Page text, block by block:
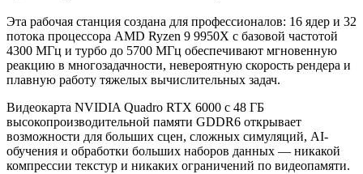
Эта рабочая станция создана для профессионалов: 16 ядер и 32
потока процессора AMD Ryzen 9 9950X с базовой частотой
4300 МГц и турбо до 5700 МГц обеспечивают мгновенную
реакцию в многозадачности, невероятную скорость рендера и
плавную работу тяжелых вычислительных задач.
Видеокарта NVIDIA Quadro RTX 6000 с 48 ГБ
высокопроизводительной памяти GDDR6 открывает
возможности для больших сцен, сложных симуляций, AI-
обучения и обработки больших наборов данных — никакой
компрессии текстур и никаких ограничений по видеопамяти.